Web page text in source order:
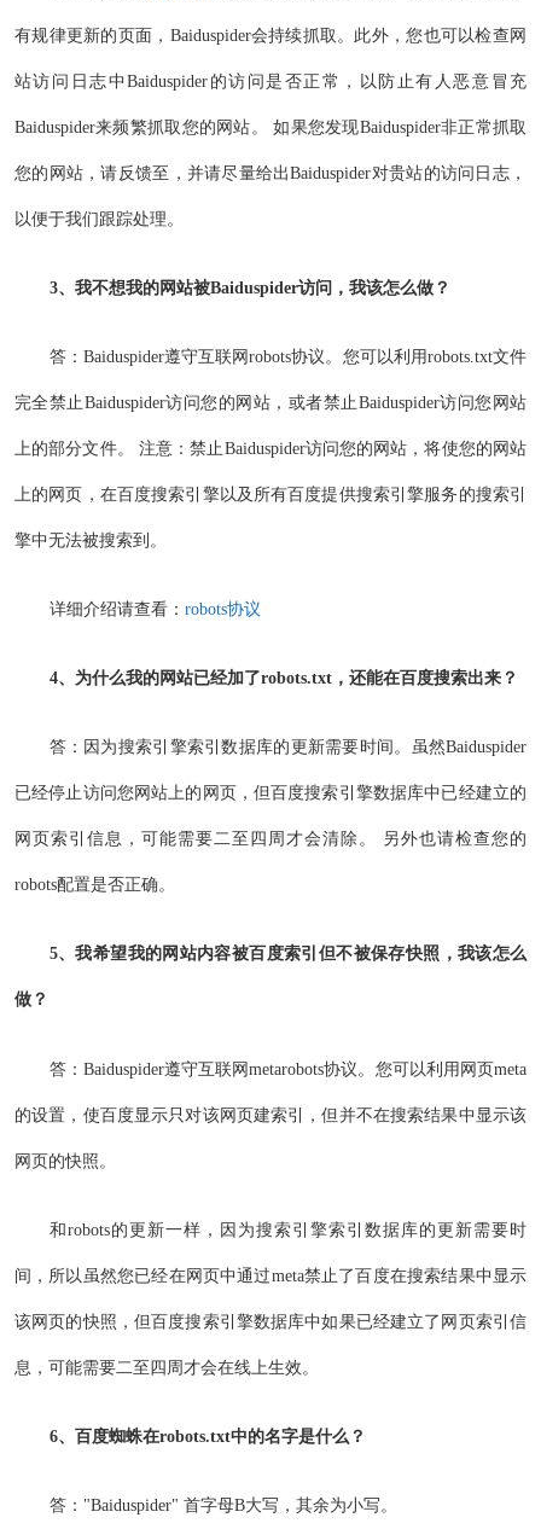
有规律更新的页面，Baiduspider会持续抓取。此外，您也可以检查网
站访问日志中Baiduspider的访问是否正常，以防止有人恶意冒充
Baiduspider来频繁抓取您的网站。 如果您发现Baiduspider非正常抓取
您的网站，请反馈至，并请尽量给出Baiduspider对贵站的访问日志，
以便于我们跟踪处理。
3、我不想我的网站被Baiduspider访问，我该怎么做？
答：Baiduspider遵守互联网robots协议。您可以利用robots.txt文件
完全禁止Baiduspider访问您的网站，或者禁止Baiduspider访问您网站
上的部分文件。 注意：禁止Baiduspider访问您的网站，将使您的网站
上的网页，在百度搜索引擎以及所有百度提供搜索引擎服务的搜索引
擎中无法被搜索到。
详细介绍请查看： robots协议
4、为什么我的网站已经加了robots.txt，还能在百度搜索出来？
答：因为搜索引擎索引数据库的更新需要时间。虽然Baiduspider
已经停止访问您网站上的网页，但百度搜索引擎数据库中已经建立的
网页索引信息，可能需要二至四周才会清除。 另外也请检查您的
robots配置是否正确。
5、我希望我的网站内容被百度索引但不被保存快照，我该怎么
做？
答：Baiduspider遵守互联网metarobots协议。您可以利用网页meta
的设置，使百度显示只对该网页建索引，但并不在搜索结果中显示该
网页的快照。
和robots的更新一样，因为搜索引擎索引数据库的更新需要时
间，所以虽然您已经在网页中通过meta禁止了百度在搜索结果中显示
该网页的快照，但百度搜索引擎数据库中如果已经建立了网页索引信
息，可能需要二至四周才会在线上生效。
6、百度蜘蛛在robots.txt中的名字是什么？
答："Baiduspider" 首字母B大写，其余为小写。